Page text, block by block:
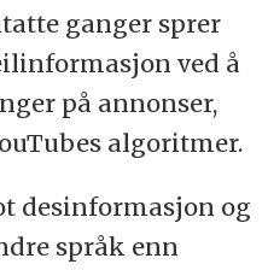
ganger sprer
ved å
på annonser,
algoritmer.
desinformasjon og
språk enn